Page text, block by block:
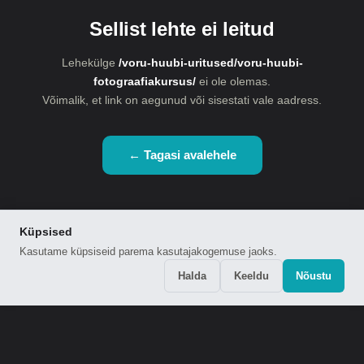
Sellist lehte ei leitud
Lehekülge /voru-huubi-uritused/voru-huubi-
fotograafiakursus/ ei ole olemas.
Võimalik, et link on aegunud või sisestati vale aadress.
← Tagasi avalehele
Küpsised
Kasutame küpsiseid parema kasutajakogemuse jaoks.
Halda
Keeldu Nõustu